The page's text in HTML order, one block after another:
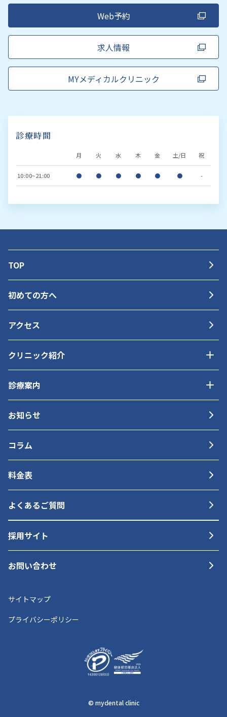
Web予約
求人情報
MYメディカルクリニック
診療時間
月 火 水 木 金 土/日 祝
10:00~21:00 ● ● ● ● ● ● -
TOP
初めての方へ
アクセス
クリニック紹介
診療案内
お知らせ
コラム
料金表
よくあるご質問
採用サイト
お問い合わせ
サイトマップ
プライバシーポリシー
© mydental clinic